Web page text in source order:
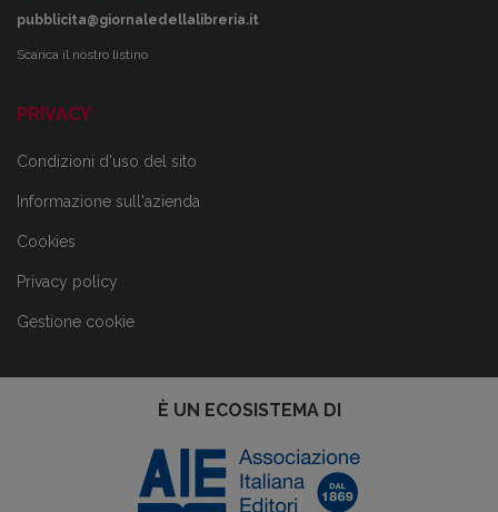
pubblicita@giornaledellalibreria.it
Scarica il nostro listino
PRIVACY
Condizioni d'uso del sito
Informazione sull'azienda
Cookies
Privacy policy
Gestione cookie
È UN ECOSISTEMA DI